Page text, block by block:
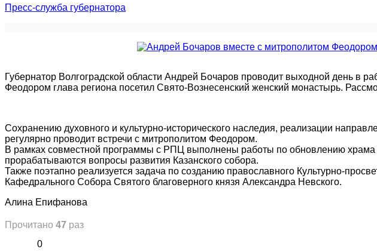
Пресс-служба губернатора
Губернатор Волгоградской области Андрей Бочаров проводит выходной день в
Феодором глава региона посетил Свято-Вознесенский женский монастырь.
Сохранению духовного и культурно-исторического наследия, реализации
регулярно проводит встречи с митрополитом Феодором.
В рамках совместной программы с РПЦ выполнены работы по обновлению
прорабатываются вопросы развития Казанского собора.
Также поэтапно реализуется задача по созданию православного Культурно-
Кафедрального Собора Святого благоверного князя Александра Невского.
Алина Епифанова
Прочитано 47 раз
0